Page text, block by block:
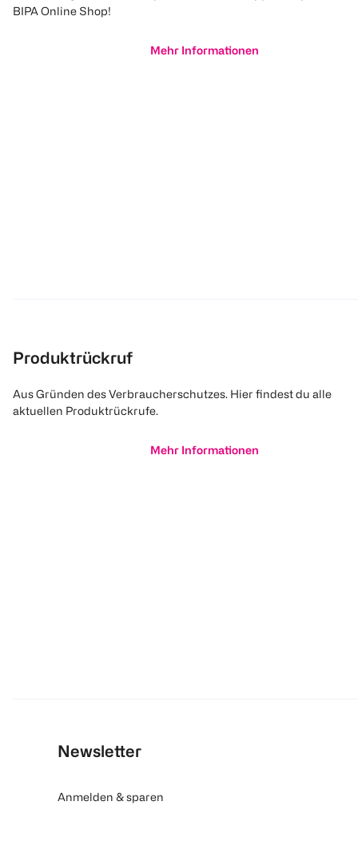
BIPA Online Shop!
Mehr Informationen
Produktrückruf
Aus Gründen des Verbraucherschutzes. Hier findest du alle
aktuellen Produktrückrufe.
Mehr Informationen
Newsletter
Anmelden & sparen